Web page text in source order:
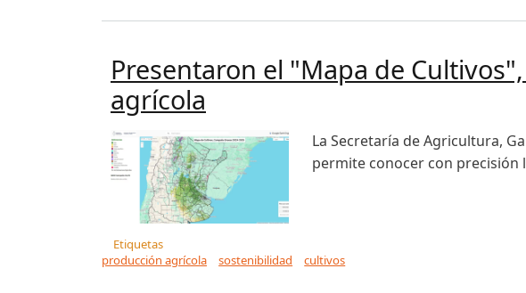
Presentaron el "Mapa de
agrícola
La Secretaría de Agricultura,
permite conocer con precisión
Etiquetas
producción agrícola
sostenibilidad cultivos